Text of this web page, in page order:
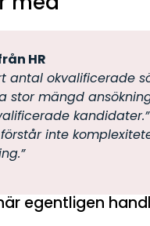
HR
antal okvalificerade
stor mängd
kandidater.”
förstår inte
egentligen